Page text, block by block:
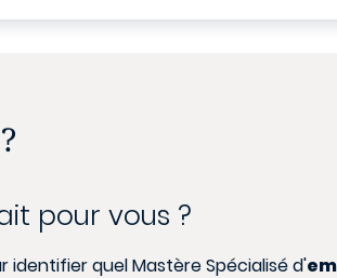
pour vous ?
identifier quel Mastère Spécialisé d'